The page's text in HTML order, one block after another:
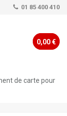
01 85 400 410
0,00 €
de carte pour